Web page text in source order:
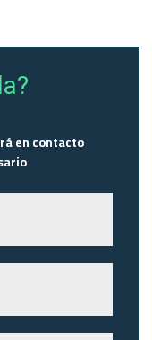
en contacto